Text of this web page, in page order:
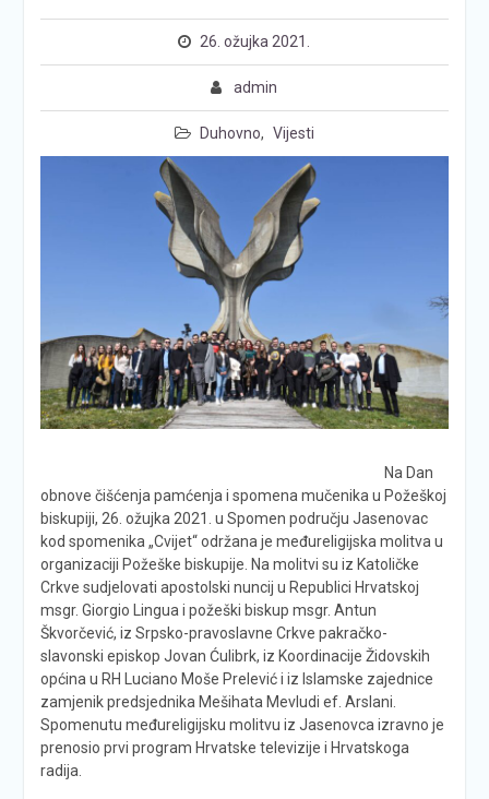
26. ožujka 2021.
admin
Duhovno, Vijesti
Na Dan
obnove čišćenja pamćenja i spomena mučenika u Požeškoj
biskupiji, 26. ožujka 2021. u Spomen području Jasenovac
kod spomenika „Cvijet“ održana je međureligijska molitva u
organizaciji Požeške biskupije. Na molitvi su iz Katoličke
Crkve sudjelovati apostolski nuncij u Republici Hrvatskoj
msgr. Giorgio Lingua i požeški biskup msgr. Antun
Škvorčević, iz Srpsko-pravoslavne Crkve pakračko-
slavonski episkop Jovan Ćulibrk, iz Koordinacije Židovskih
općina u RH Luciano Moše Prelević i iz Islamske zajednice
zamjenik predsjednika Mešihata Mevludi ef. Arslani.
Spomenutu međureligijsku molitvu iz Jasenovca izravno je
prenosio prvi program Hrvatske televizije i Hrvatskoga
radija.